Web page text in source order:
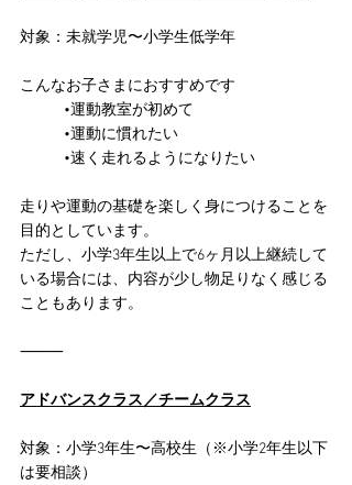
対象：未就学児〜小学生低学年
こんなお子さまにおすすめです
	•運動教室が初めて
	•運動に慣れたい
	•速く走れるようになりたい
走りや運動の基礎を楽しく身につけることを
目的としています。
ただし、小学3年生以上で6ヶ月以上継続して
いる場合には、内容が少し物足りなく感じる
こともあります。
⸻
アドバンスクラス／チームクラス
対象：小学3年生〜高校生（※小学2年生以下
は要相談）